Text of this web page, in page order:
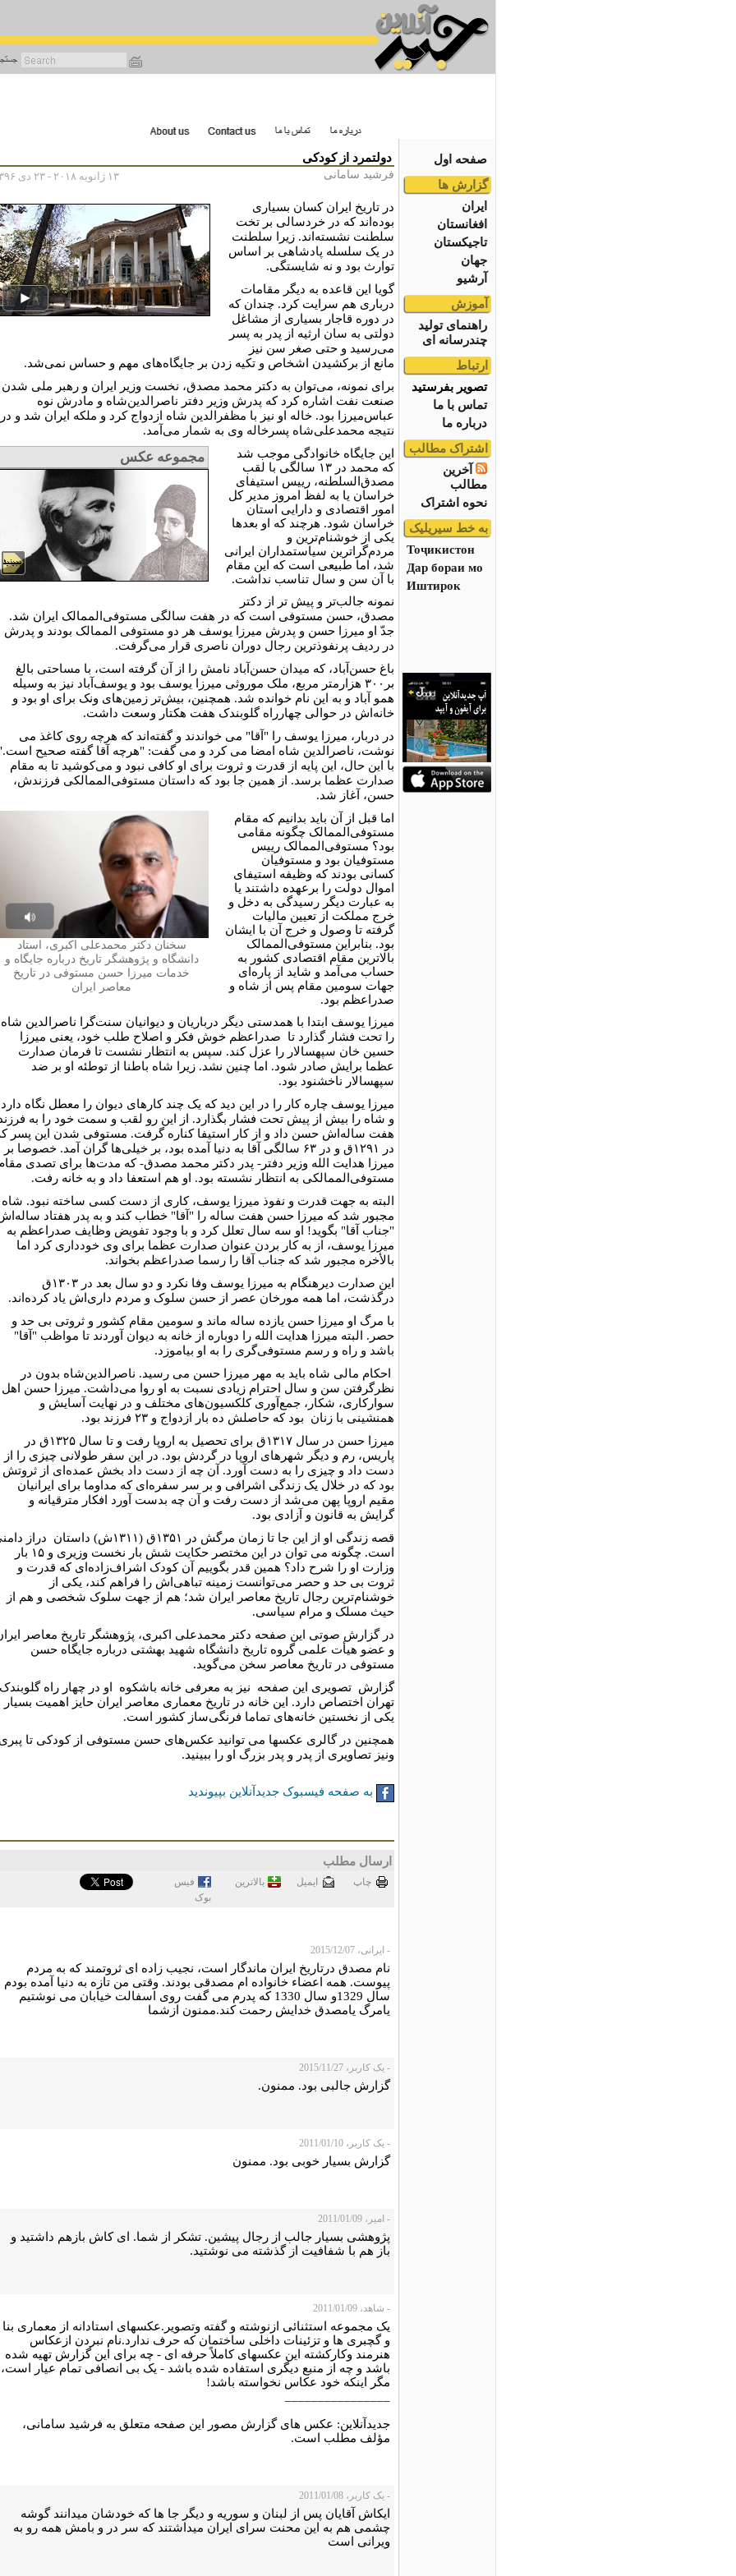
صفحه اول
گزارش ها
ایران
افغانستان
تاجیکستان
جهان
آرشیو
آموزش
راهنمای تولید
چندرسانه ای
ارتباط
تصویر بفرستید
تماس با ما
درباره ما
اشتراک مطالب
آخرین
مطالب
نحوه اشتراک
به خط سیریلیک
Тоҷикистон
Дар бораи мо
Иштирок
دولتمرد از کودکی
۱۳ ژانویه ۲۰۱۸ - ۲۳ دی ۱۳۹۶ فرشید سامانی
در تاریخ ایران کسان بسیاری
بوده‌اند که در خردسالی بر تخت
سلطنت نشسته‌اند. زیرا سلطنت
در یک سلسله پادشاهی بر اساس
توارث بود و نه شایستگی.
گویا این قاعده به دیگر مقامات
درباری هم سرایت کرد. چندان که
در دوره قاجار بسیاری از مشاغل
دولتی به سان ارثیه از پدر به پسر
می‌رسید و حتی صغر سن نیز
مانع از برکشیدن اشخاص و تکیه زدن بر جایگاه‌های مهم و حساس نمی‌شد.
برای نمونه، می‌توان به دکتر محمد مصدق، نخست وزیر ایران و رهبر ملی شدن
صنعت نفت اشاره کرد که پدرش وزیر دفتر ناصرالدین‌شاه و مادرش نوه
عباس‌میرزا بود. خاله او نیز با مظفرالدین شاه ازدواج کرد و ملکه ایران شد و در
نتیجه محمدعلی‌شاه پسرخاله وی به شمار می‌آمد.
مجموعه عکس
این جایگاه خانوادگی موجب شد
که محمد در ۱۳ سالگی با لقب
مصدق‌السلطنه، رییس استیفای
خراسان یا به لفظ امروز مدیر کل
امور اقتصادی و دارایی استان
خراسان شود. هرچند که او بعدها
یکی از خوشنام‌ترین و
مردم‌گراترین سیاستمداران ایرانی
شد، اما طبیعی است که این مقام
با آن سن و سال تناسب نداشت.
نمونه جالب‌تر و پیش تر از دکتر
مصدق، حسن مستوفی‌ است که در هفت سالگی مستوفی‌الممالک ایران شد.
جدّ او میرزا حسن و پدرش میرزا یوسف هر دو مستوفی الممالک بودند و پدرش
در ردیف پرنفوذترین رجال دوران ناصری قرار می‌گرفت.
باغ حسن‌آباد، که میدان حسن‌آباد نامش را از آن گرفته است، با مساحتی بالغ
بر۳۰۰ هزارمتر مربع، ملک موروثی میرزا یوسف بود و یوسف‌آباد نیز به وسیله
همو آباد و به این نام خوانده شد. همچنین، بیش‌تر زمین‌های ونک برای او بود و
خانه‌اش در حوالی چهارراه گلوبندک هفت هکتار وسعت داشت.
در دربار، میرزا یوسف را "آقا" می خواندند و گفته‌اند که هرچه روی کاغذ می
نوشت، ناصرالدین شاه امضا می کرد و می گفت: "هرچه آقا گفته صحیح
با این حال، این پایه از قدرت و ثروت برای او کافی نبود و می‌کوشید تا به مقام
صدارت عظما برسد. از همین جا بود که داستان مستوفی‌الممالکی فرزندش،
حسن، آغاز شد.
سخنان دکتر محمدعلی اکبری، استاد
دانشگاه و پژوهشگر تاریخ درباره جایگاه و
خدمات میرزا حسن مستوفی در تاریخ
معاصر ایران
اما قبل از آن باید بدانیم که مقام
مستوفی‌الممالک چگونه مقامی
بود؟ مستوفی‌الممالک رییس
مستوفیان بود و مستوفیان
کسانی بودند که وظیفه استیفای
اموال دولت را برعهده داشتند یا
به عبارت دیگر رسیدگی به دخل و
خرج مملکت از تعیین مالیات
گرفته تا وصول و خرج آن با ایشان
بود. بنابراین مستوفی‌الممالک
بالاترین مقام اقتصادی کشور به
حساب می‌آمد و شاید از پاره‌ای
جهات سومین مقام پس از شاه و
صدراعظم بود.
میرزا یوسف ابتدا با همدستی دیگر درباریان و دیوانیان سنت‌گرا ناصرالدین شاه
را تحت فشار گذارد تا صدراعظم خوش فکر و اصلاح طلب خود، یعنی میرزا
حسین خان سپهسالار را عزل کند. سپس به انتظار نشست تا فرمان صدارت
عظما برایش صادر شود. اما چنین نشد. زیرا شاه باطنا از توطئه او بر ضد
سپهسالار ناخشنود بود.
میرزا یوسف چاره کار را در این دید که یک چند کارهای دیوان را معطل نگاه دارد
و شاه را بیش از پیش تحت فشار بگذارد. از این رو لقب و سمت خود را به
هفت ساله‌اش حسن داد و از کار استیفا کناره گرفت. مستوفی شدن این پسر
در ۱۲۹۱ق و در ۶۳ سالگی آقا به دنیا آمده بود، بر خیلی‌ها گران آمد. خصوصا بر
میرزا هدایت الله وزیر دفتر- پدر دکتر محمد مصدق- که مدت‌ها برای تصدی
مستوفی‌الممالکی به انتظار نشسته بود. او هم استعفا داد و به خانه رفت.
البته به جهت قدرت و نفوذ میرزا یوسف، کاری از دست کسی ساخته نبود. شاه
مجبور شد که میرزا حسن هفت ساله را "آقا" خطاب کند و به پدر هفتاد
"جناب آقا" بگوید! او سه سال تعلل کرد و با وجود تفویض وظایف صدراعظم به
میرزا یوسف، از به کار بردن عنوان صدارت عظما برای وی خودداری کرد اما
بالأخره مجبور شد که جناب آقا را رسما صدراعظم بخواند.
این صدارت دیرهنگام به میرزا یوسف وفا نکرد و دو سال بعد در ۱۳۰۳ق
درگذشت، اما همه مورخان عصر از حسن سلوک و مردم داری‌اش یاد کرده‌اند.
با مرگ او میرزا حسن یازده ساله ماند و سومین مقام کشور و ثروتی بی حد و
حصر. البته میرزا هدایت الله را دوباره از خانه به دیوان آوردند تا مواظب "آقا"
باشد و راه و رسم مستوفی‌گری را به او بیاموزد.
احکام مالی شاه باید به مهر میرزا حسن می رسید. ناصرالدین‌شاه بدون در
نظرگرفتن سن و سال احترام زیادی نسبت به او روا می‌داشت. میرزا حسن اهل
سوارکاری، شکار، جمع‌آوری کلکسیون‌های مختلف و در نهایت آسایش و
همنشینی با زنان بود که حاصلش ده بار ازدواج و ۲۳ فرزند بود.
میرزا حسن در سال ۱۳۱۷ق برای تحصیل به اروپا رفت و تا سال ۱۳۲۵ق در
پاریس، رم و دیگر شهرهای اروپا در گردش بود. در این سفر طولانی چیزی را از
دست داد و چیزی را به دست آورد. آن چه از دست داد بخش عمده‌ای از ثروتش
بود که در خلال یک زندگی اشرافی و بر سر سفره‌ای که مداوما برای ایرانیان
مقیم اروپا پهن می‌شد از دست رفت و آن چه بدست آورد افکار مترقیانه و
گرایش به قانون و آزادی بود.
قصه زندگی او از این جا تا زمان مرگش در ۱۳۵۱ق (۱۳۱۱ش) داستان دراز
است. چگونه می توان در این مختصر حکایت شش بار نخست وزیری و ۱۵ بار
وزارت او را شرح داد؟ همین قدر بگوییم آن کودک اشراف‌زاده‌ای که قدرت و
ثروت بی حد و حصر می‌توانست زمینه تباهی‌اش را فراهم کند، یکی از
خوشنام‌ترین رجال تاریخ معاصر ایران شد؛ هم از جهت سلوک شخصی و هم از
حیث مسلک و مرام سیاسی.
در گزارش صوتی این صفحه دکتر محمدعلی اکبری، پژوهشگر تاریخ معاصر
و عضو هیأت علمی گروه تاریخ دانشگاه شهید بهشتی درباره جایگاه حسن
مستوفی در تاریخ معاصر سخن می‌گوید.
گزارش تصویری این صفحه نیز به معرفی خانه باشکوه او در چهار راه گلوبندک
تهران اختصاص دارد. این خانه در تاریخ معماری معاصر ایران حایز اهمیت بسیار
یکی از نخستین خانه‌های تماما فرنگی‌ساز کشور است.
همچنین در گالری عکسها می توانید عکس‌های حسن مستوفی از کودکی تا
ونیز تصاویری از پدر و پدر بزرگ او را ببینید.
به صفحه فیسبوک جدیدآنلاین بپیوندید
ارسال مطلب
چاپ ايميل بالاترین
فيس
بوک
- ایرانی، 2015/12/07
نام مصدق درتاریخ ایران ماندگار است، نجیب زاده ای ثروتمند که به مردم
پیوست. همه اعضاء خانواده ام مصدقی بودند. وقتی من تازه به دنیا آمده بودم
سال 1329و سال 1330 که پدرم می گفت روی اسفالت خیابان می نوشتیم
یامرگ یامصدق خدایش رحمت کند.ممنون ازشما
- یک کاربر، 2015/11/27
گزارش جالبی بود. ممنون.
- یک کاربر، 2011/01/10
گزارش بسیار خوبی بود. ممنون
- امیر، 2011/01/09
پژوهشی بسیار جالب از رجال پیشین. تشکر از شما. ای کاش بازهم داشتید و
باز هم با شفافیت از گذشته می نوشتید.
- شاهد، 2011/01/09
یک مجموعه استثنائی ازنوشته و گفته وتصویر.عکسهای استادانه از معماری بنا
و گچبری ها و تزئینات داخلی ساختمان که حرف ندارد.نام نبردن ازعکاس
هنرمند وکارکشته این عکسهای کاملاً حرفه ای - چه برای این گزارش تهیه شده
باشد و چه از منبع دیگری استفاده شده باشد - یک بی انصافی تمام عیار است،
مگر اینکه خود عکاس نخواسته باشد!
جديدآنلاين: عکس های گزارش مصور اين صفحه متعلق به فرشيد سامانی،
مؤلف مطلب است.
- یک کاربر، 2011/01/08
ایکاش آقایان پس از لبنان و سوریه و دیگر جا ها که خودشان میدانند گوشه
چشمی هم به این محنت سرای ایران میداشتند که سر در و بامش همه رو به
ویرانی است